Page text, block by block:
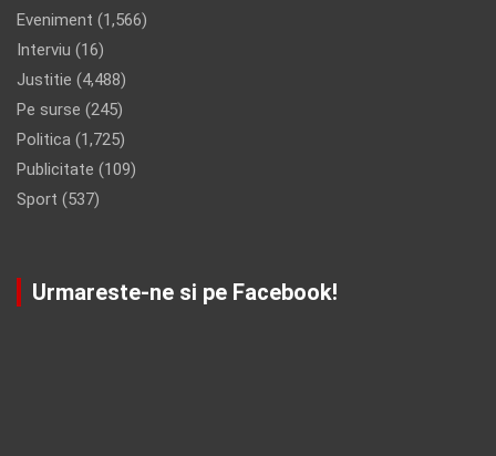
Eveniment (1,566)
Interviu (16)
Justitie (4,488)
Pe surse (245)
Politica (1,725)
Publicitate (109)
Sport (537)
Urmareste-ne si pe Facebook!